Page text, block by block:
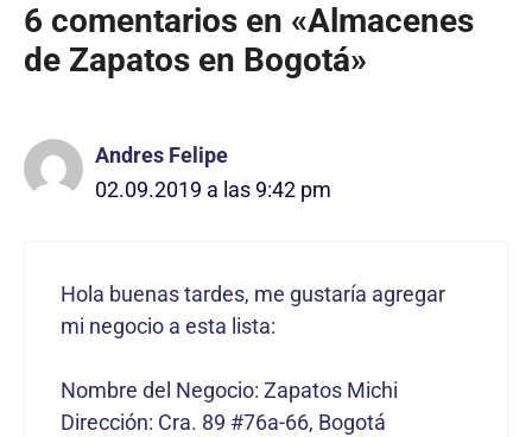
6 comentarios en «Almacenes
de Zapatos en Bogotá»
Andres Felipe
02.09.2019 a las 9:42 pm
Hola buenas tardes, me gustaría agregar
mi negocio a esta lista:
Nombre del Negocio: Zapatos Michi
Dirección: Cra. 89 #76a-66, Bogotá